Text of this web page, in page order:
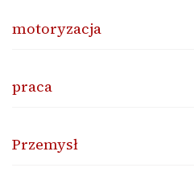
motoryzacja
praca
Przemysł